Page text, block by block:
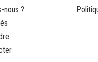
nous ?